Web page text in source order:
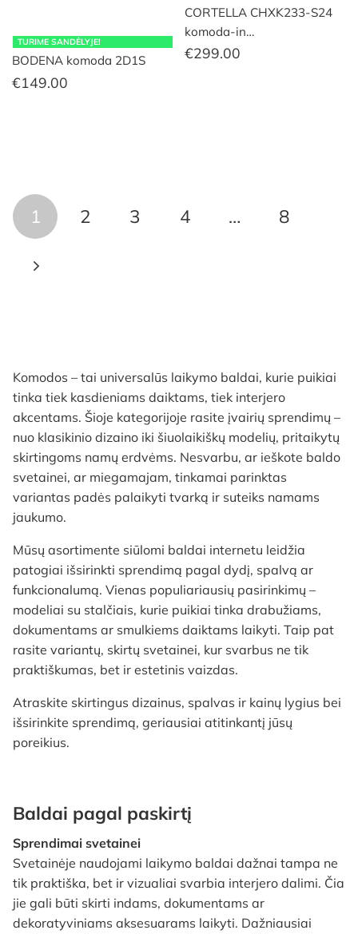
TURIME SANDĖLYJE!
BODENA komoda 2D1S
€149.00
CORTELLA CHXK233-S24
komoda-in…
€299.00
1 2 3 4 … 8
Komodos – tai universalūs laikymo baldai, kurie puikiai
tinka tiek kasdieniams daiktams, tiek interjero
akcentams. Šioje kategorijoje rasite įvairių sprendimų –
nuo klasikinio dizaino iki šiuolaikiškų modelių, pritaikytų
skirtingoms namų erdvėms. Nesvarbu, ar ieškote baldo
svetainei, ar miegamajam, tinkamai parinktas
variantas padės palaikyti tvarką ir suteiks namams
jaukumo.
Mūsų asortimente siūlomi baldai internetu leidžia
patogiai išsirinkti sprendimą pagal dydį, spalvą ar
funkcionalumą. Vienas populiariausių pasirinkimų –
modeliai su stalčiais, kurie puikiai tinka drabužiams,
dokumentams ar smulkiems daiktams laikyti. Taip pat
rasite variantų, skirtų svetainei, kur svarbus ne tik
praktiškumas, bet ir estetinis vaizdas.
Atraskite skirtingus dizainus, spalvas ir kainų lygius bei
išsirinkite sprendimą, geriausiai atitinkantį jūsų
poreikius.
Baldai pagal paskirtį
Sprendimai svetainei
Svetainėje naudojami laikymo baldai dažnai tampa ne
tik praktiška, bet ir vizualiai svarbia interjero dalimi. Čia
jie gali būti skirti indams, dokumentams ar
dekoratyviniams aksesuarams laikyti. Dažniausiai